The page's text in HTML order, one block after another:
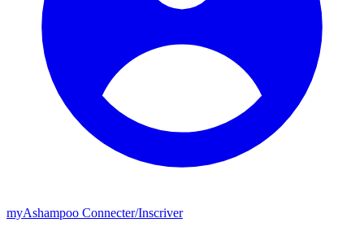
myAshampoo Connecter/Inscriver